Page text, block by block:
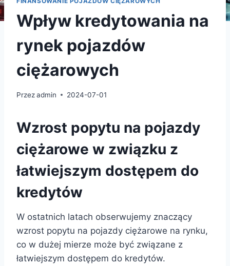
Wpływ kredytowania na
rynek pojazdów
ciężarowych
Przezadmin 2024-07-01
Wzrost popytu na pojazdy
ciężarowe w związku z
łatwiejszym dostępem do
kredytów
W ostatnich latach obserwujemy znaczący
wzrost popytu na pojazdy ciężarowe na rynku,
co w dużej mierze może być związane z
łatwiejszym dostępem do kredytów.